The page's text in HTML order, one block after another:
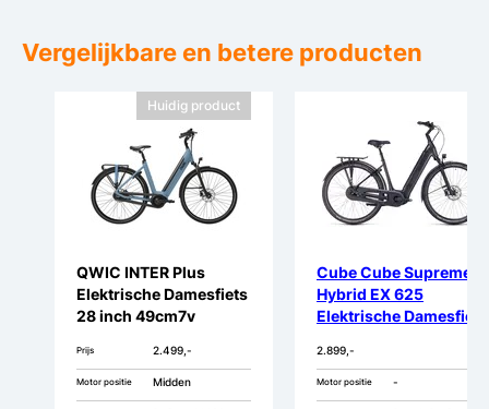
Vergelijkbare en betere producten
Huidig product
QWIC INTER Plus
Elektrische Damesfiets
28 inch 49cm7v
Prijs 2.499,-
Motor positie Midden
Cube Cube Supreme
Hybrid EX 625
Elektrische Damesfiets
2.899,-
Motor positie -